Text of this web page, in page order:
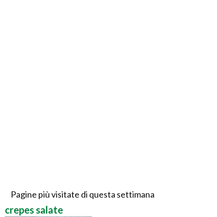
Pagine più visitate di questa settimana
crepes salate